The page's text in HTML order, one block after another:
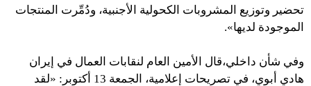
تحضير وتوزيع المشروبات الكحولية الأجنبية، ودُمِّرت المنتجات
الموجودة لديها».
وفي شأن داخلي،قال الأمين العام لنقابات العمال في إيران
هادي أبوي، في تصريحات إعلامية، الجمعة 13 أكتوبر: «لقد